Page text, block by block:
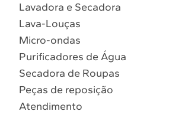
Lavadora e Secadora
Lava-Louças
Micro-ondas
Purificadores de Água
Secadora de Roupas
Peças de reposição
Atendimento